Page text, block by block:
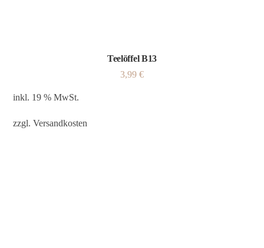
Teelöffel B13
3,99 €
inkl. 19 % MwSt.
zzgl.Versandkosten